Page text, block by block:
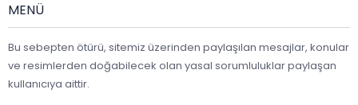
MENÜ
Bu sebepten ötürü, sitemiz üzerinden paylaşılan mesajlar, konular
ve resimlerden doğabilecek olan yasal sorumluluklar paylaşan
kullanıcıya aittir.